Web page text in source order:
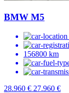
BMW M5
156800 km
28.960 € 27.960 €